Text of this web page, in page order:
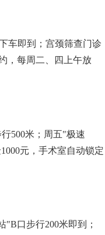
车即到；宫颈筛查门诊
，每周二、四上午放
500米；周五"极速
元，手术室自动锁定
"B口步行200米即到；